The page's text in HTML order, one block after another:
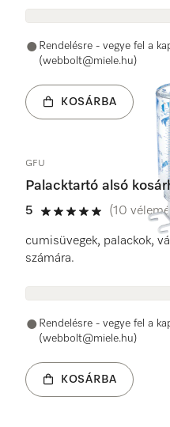
Rendelésre - vegye fel a
(webbolt@miele.hu)
KOSÁRBA
GFU
Palacktartó alsó
5
5 / 5
(10
cumisüvegek, palackok,
számára.
Rendelésre - vegye fel a
(webbolt@miele.hu)
KOSÁRBA